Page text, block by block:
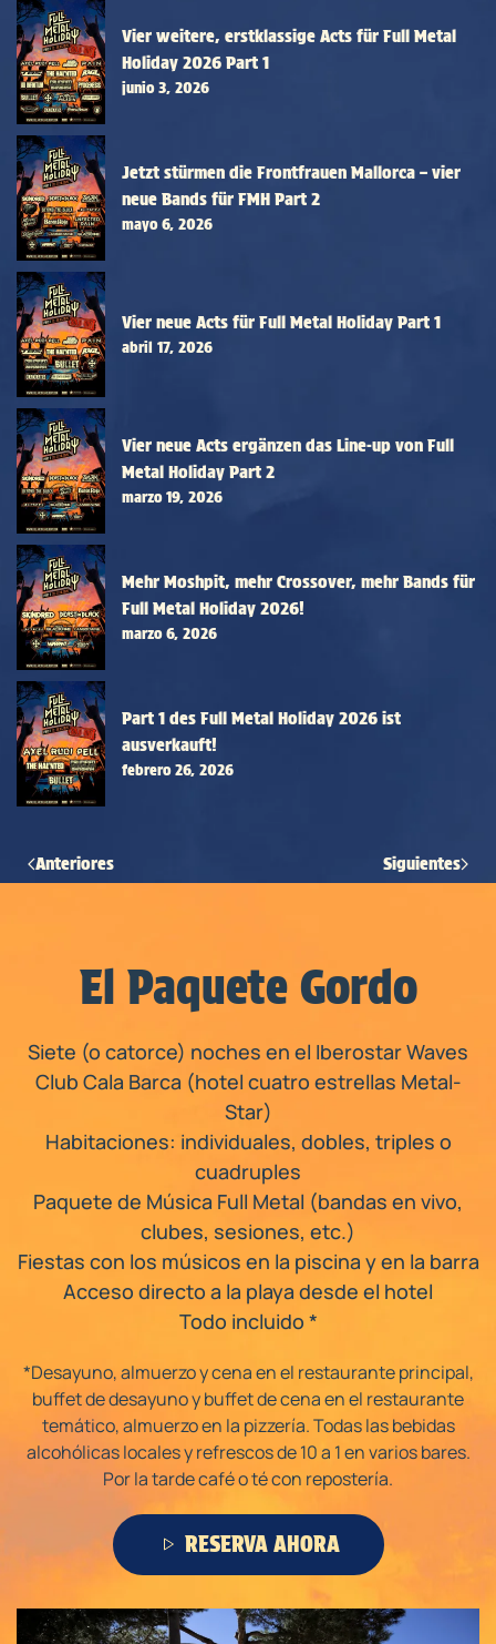
Vier weitere, erstklassige Acts für Full Metal
Holiday 2026 Part 1
junio 3, 2026
Jetzt stürmen die Frontfrauen Mallorca – vier
neue Bands für FMH Part 2
mayo 6, 2026
Vier neue Acts für Full Metal Holiday Part 1
abril 17, 2026
Vier neue Acts ergänzen das Line-up von Full
Metal Holiday Part 2
marzo 19, 2026
Mehr Moshpit, mehr Crossover, mehr Bands für
Full Metal Holiday 2026!
marzo 6, 2026
Part 1 des Full Metal Holiday 2026 ist
ausverkauft!
febrero 26, 2026
Anteriores Siguientes
El Paquete Gordo
Siete (o catorce) noches en el Iberostar Waves
Club Cala Barca (hotel cuatro estrellas Metal-
Star)
Habitaciones: individuales, dobles, triples o
cuadruples
Paquete de Música Full Metal (bandas en vivo,
clubes, sesiones, etc.)
Fiestas con los músicos en la piscina y en la barra
Acceso directo a la playa desde el hotel
Todo incluido *
*Desayuno, almuerzo y cena en el restaurante principal,
buffet de desayuno y buffet de cena en el restaurante
temático, almuerzo en la pizzería. Todas las bebidas
alcohólicas locales y refrescos de 10 a 1 en varios bares.
Por la tarde café o té con repostería.
RESERVA AHORA